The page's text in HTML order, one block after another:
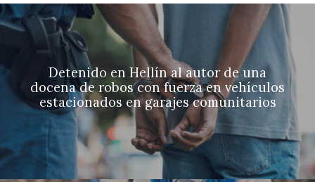
Detenido en Hellín al autor de una
docena de robos con fuerza en vehículos
estacionados en garajes comunitarios